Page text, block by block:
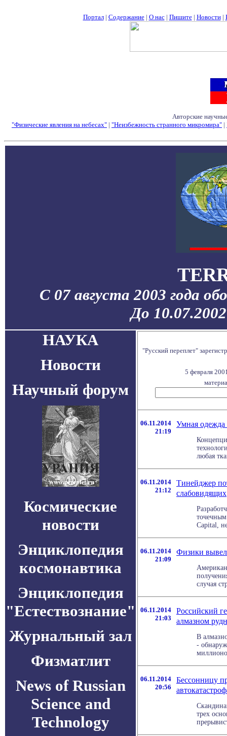
Портал| Содержание| О нас| Пишите| Новости|
Авторские
"Физические явления на небесах" | "Неизбежность странного микромира" |
С 07 августа 2003 года
До
НАУКА
Новости
Научный форум
Космические
новости
Энциклопедия
космонавтика
Энциклопедия
"Естествознание"
Журнальный зал
Физматлит
News of Russian
Science and
Technology
"Русский переплет"
5 февраля
06.11.2014
21:19
Умная одежда
любая
06.11.2014
21:12
Тинейджер
слабовидящих
Capital,
06.11.2014
21:09
Физики
случая
06.11.2014
21:03
Российский
алмазном
В
-
06.11.2014
20:56
Бессонницу
трех